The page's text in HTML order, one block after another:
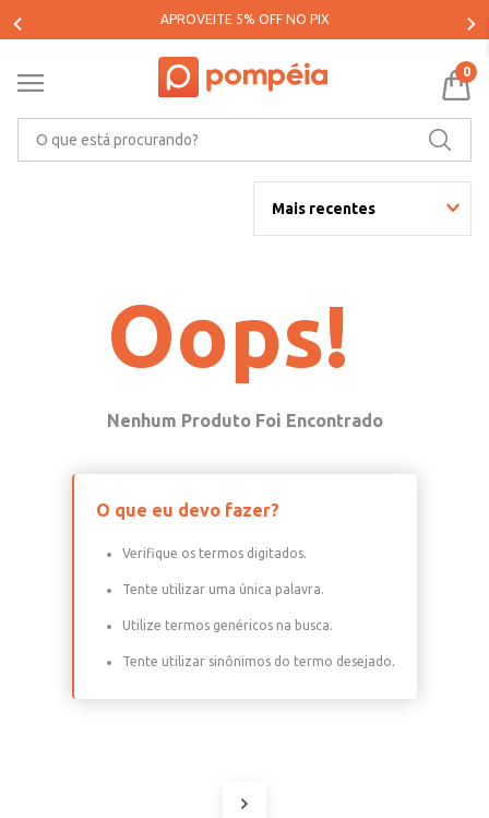
APROVEITE 5% OFF NO PIX
0
Mais recentes
Oops!
O que eu devo fazer?
Verifique os termos digitados.
Tente utilizar uma única palavra.
Utilize termos genéricos na busca.
Tente utilizar sinônimos do termo desejado.